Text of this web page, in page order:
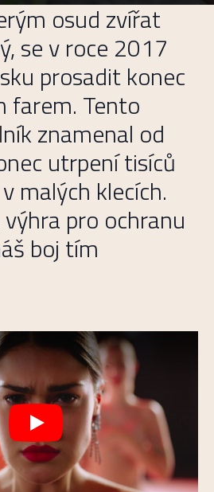
osud zvířat
se v roce 2017
prosadit konec
farem. Tento
znamenal od
utrpení tisíců
malých klecích.
pro ochranu
boj tím
Play